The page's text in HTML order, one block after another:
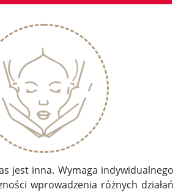
jest inna. Wymaga indywidualnego
wprowadzenia różnych działań